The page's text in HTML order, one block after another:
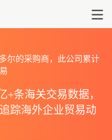
尔的采购商，此公司累计
+条海关交易数据，
踪海外企业贸易动